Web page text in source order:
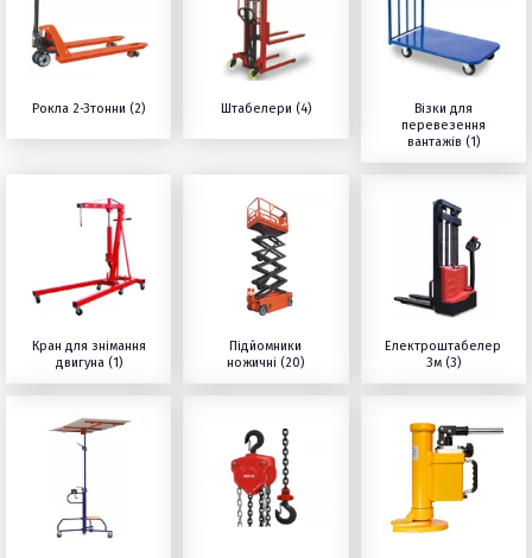
Рокла 2-3тонни (2) Штабелери (4)
Візки для
перевезення
вантажів (1)
Кран для знімання
двигуна (1)
Підйомники
ножичні (20)
Електроштабелер
3м (3)